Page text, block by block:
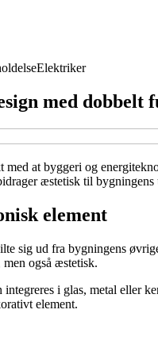
Elektriker
med dobbelt
at byggeri og
æstetisk til
element
sig ud fra bygningens
også æstetisk.
i glas, metal eller
element.